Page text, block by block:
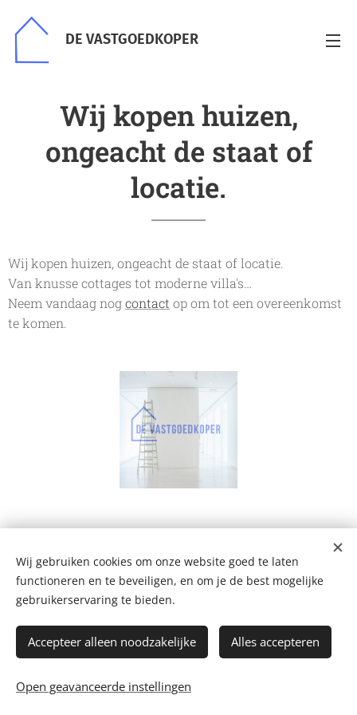
DE VASTGOEDKOPER
Wij kopen huizen,
ongeacht de staat of
locatie.
Wij kopen huizen, ongeacht de staat of locatie.
Van knusse cottages tot moderne villa's…
Neem vandaag nogcontact op om tot een overeenkomst
te komen.
De Vastgoedkoper
Bergstraat 109 A, 2220 Heist-op-den-Berg
+32 499 102 124
Privacyverklaring
Facebook-Instagram- WhatsApp
Bijverdienen-Blog-Koopweken
Wij gebruiken cookies om onze website goed te laten
functioneren en te beveiligen, en om je de best mogelijke
gebruikerservaring te bieden.
Accepteer alleen noodzakelijke Alles accepteren
Open geavanceerde instellingen